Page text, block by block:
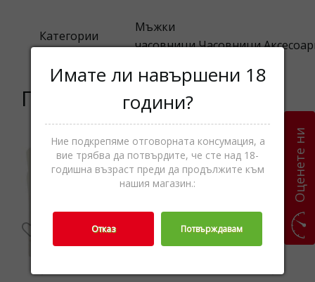
Категории
Мъжки
Подобни продукти
-30% Оценете ни
Имате ли навършени 18
години?
Ние подкрепяме отговорната консумация, а
вие трябва да потвърдите, че сте над 18-
годишна възраст преди да продължите към
нашия магазин.:
Отказ Потвърждавам